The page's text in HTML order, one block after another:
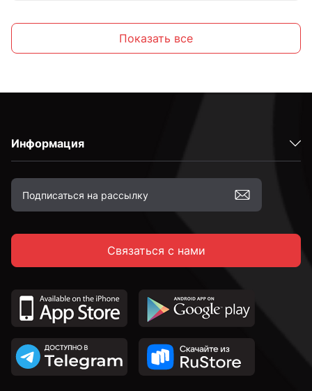
С полной резьбой
DIN 7991 c потайной головкой и внутренним
DIN 913 установочные с внутренним шестигранником
Показать все
Информация
Связаться с нами